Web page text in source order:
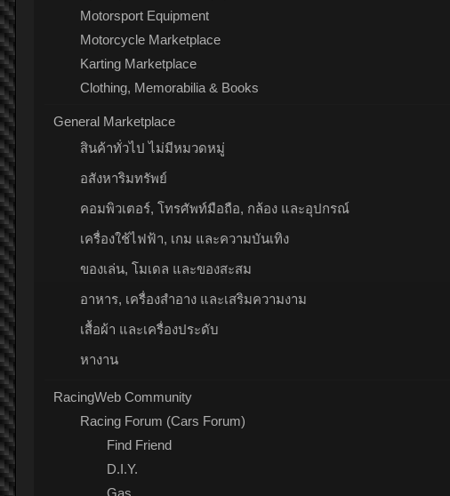
Motorsport Equipment
Motorcycle Marketplace
Karting Marketplace
Clothing, Memorabilia & Books
General Marketplace
สินค้าทั่วไป ไม่มีหมวดหมู่
อสังหาริมทรัพย์
คอมพิวเตอร์, โทรศัพท์มือถือ, กล้อง และอุปกรณ์
เครื่องใช้ไฟฟ้า, เกม และความบันเทิง
ของเล่น, โมเดล และของสะสม
อาหาร, เครื่องสำอาง และเสริมความงาม
เสื้อผ้า และเครื่องประดับ
หางาน
RacingWeb Community
Racing Forum (Cars Forum)
Find Friend
D.I.Y.
Gas